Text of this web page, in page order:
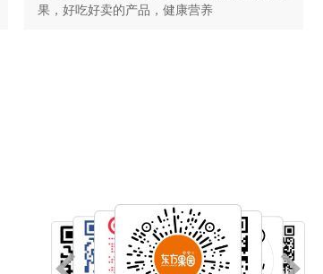
果，好吃好卖的产品，健康营养